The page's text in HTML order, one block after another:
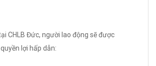
CHLB Đức, người lao động sẽ được
lợi hấp dẫn: